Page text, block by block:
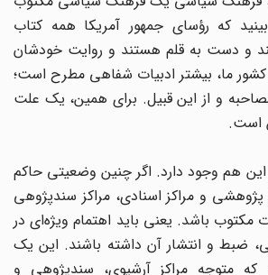
که رؤسای جمهور آمریکا همه کتاب
و دست به قلم هستند و روایت خودشان
ما، بیشتر ادبیات شفاهی مطرح است؛
و از این قبیل. برای همین، یک علت
هم وجود دارد. اگر چنین وضعیتی حاکم
و مراکز اسنادی، مراکز سندپژوهی
مکتوب باشد. یعنی باید اهتمام ویژه‌ای در
ضبط و انتشار آن داشته باشند. این یک
مراکز آرشیوی، سندپژوهی و